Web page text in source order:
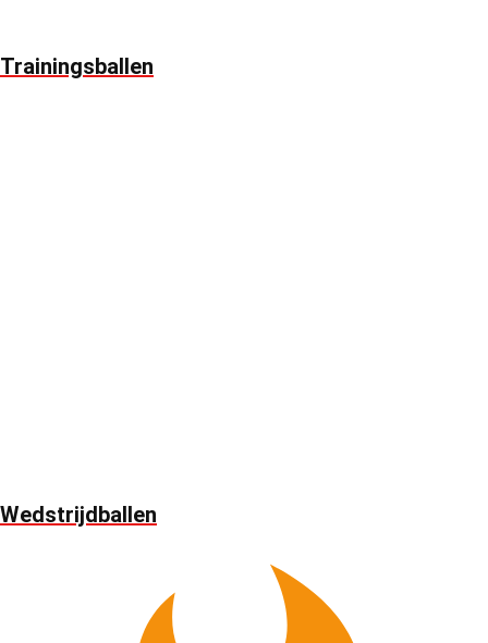
Trainingsballen
Wedstrijdballen